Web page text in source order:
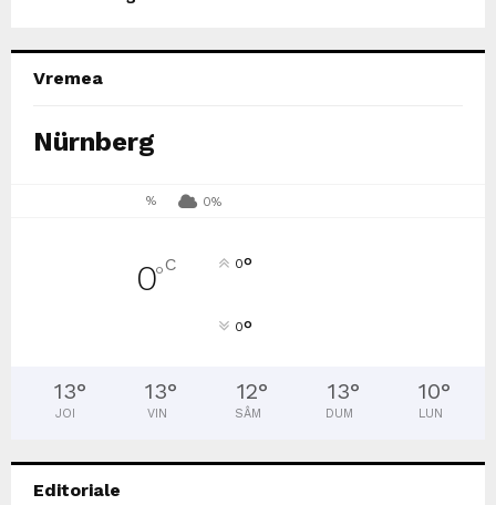
Vremea
Nürnberg
% 0%
0°C 0°
0°
13°
JOI
13°
VIN
12°
SÂM
13°
DUM
10°
LUN
Editoriale